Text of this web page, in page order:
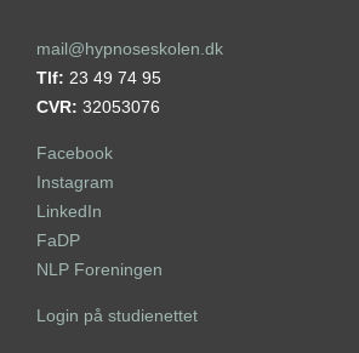
mail@hypnoseskolen.dk
Tlf: 23 49 74 95
CVR: 32053076
Facebook
Instagram
LinkedIn
FaDP
NLP Foreningen
Login på studienettet